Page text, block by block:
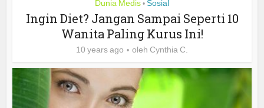
Dunia Medis • Sosial
Ingin Diet? Jangan Sampai Seperti 10
Wanita Paling Kurus Ini!
10 years ago oleh Cynthia C.